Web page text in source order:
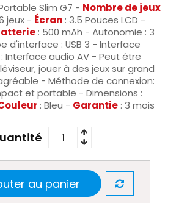
Slim G7 - Nombre de jeux
jeux - Écran : 3.5 Pouces LCD -
: 500 mAh - Autonomie : 3
d'interface : USB 3 - Interface
Interface audio AV - Peut être
jouer à des jeux sur grand
- Méthode de connexion:
et portable - Dimensions :
: Bleu - Garantie : 3 mois
au panier